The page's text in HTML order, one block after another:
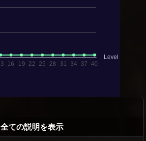
全ての説明を表示